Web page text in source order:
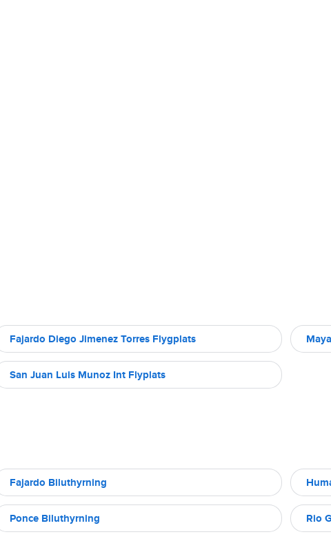
Fajardo Diego Jimenez Torres Flygplats
San Juan Luis Munoz Int Flyplats
Fajardo Biluthyrning
Ponce Biluthyrning Rio